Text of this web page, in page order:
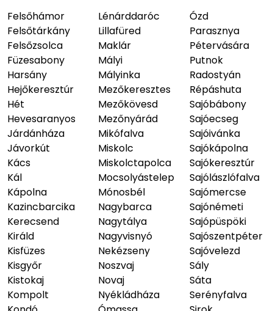
Felsőhámor
Felsőtárkány
Felsőzsolca
Füzesabony
Harsány
Hejőkeresztúr
Hét
Hevesaranyos
Járdánháza
Jávorkút
Kács
Kál
Kápolna
Kazincbarcika
Kerecsend
Királd
Kisfüzes
Kisgyőr
Kistokaj
Kompolt
Lénárddaróc
Lillafüred
Maklár
Mályi
Mályinka
Mezőkeresztes
Mezőkövesd
Mezőnyárád
Mikófalva
Miskolc
Miskolctapolca
Mocsolyástelep
Mónosbél
Nagybarca
Nagytálya
Nagyvisnyó
Nekézseny
Noszvaj
Novaj
Nyékládháza
Ózd
Parasznya
Pétervására
Putnok
Radostyán
Répáshuta
Sajóbábony
Sajóecseg
Sajóivánka
Sajókápolna
Sajókeresztúr
Sajólászlófalva
Sajómercse
Sajónémeti
Sajópüspöki
Sajószentpéter
Sajóvelezd
Sály
Sáta
Serényfalva